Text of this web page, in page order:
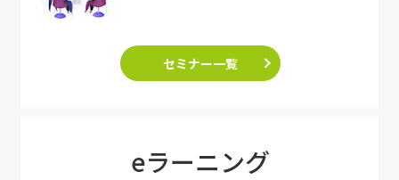
セミナー一覧
eラーニング